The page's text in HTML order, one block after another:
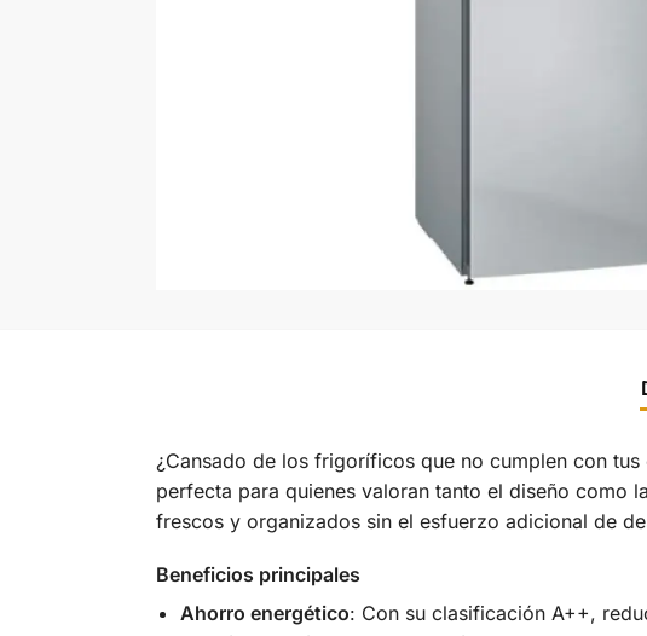
¿Cansado de los frigoríficos que no cumplen con
perfecta para quienes valoran tanto el diseño como
frescos y organizados sin el esfuerzo adicional de
Beneficios principales
Ahorro energético: Con su clasificación A++,